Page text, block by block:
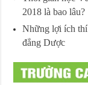
2018 là bao lâu?
Những lợi ích thí
đẳng Dược